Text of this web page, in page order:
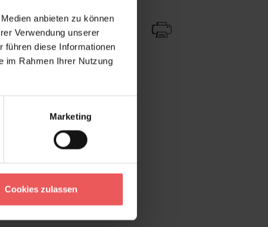
anbieten zu können
Verwendung unserer
führen diese Informationen
im Rahmen Ihrer Nutzung
Marketing
Cookies zulassen